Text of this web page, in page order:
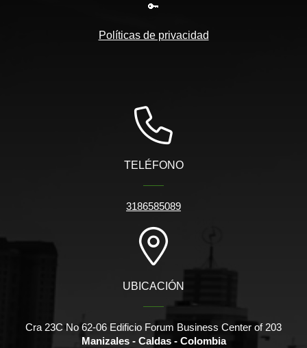
🔑
Políticas de privacidad
TELÉFONO
3186585089
UBICACIÓN
Cra 23C No 62-06 Edificio Forum Business Center of 203
Manizales - Caldas - Colombia